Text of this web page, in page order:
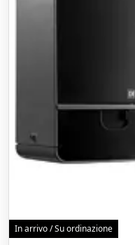
In arrivo / Su ordinazione